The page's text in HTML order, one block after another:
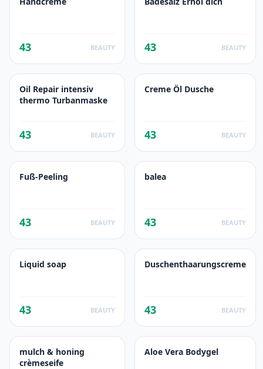
43 BEAUTY 43 BEAUTY
Oil Repair intensiv
thermo Turbanmaske
43 BEAUTY
Creme Öl Dusche
43 BEAUTY
Fuß-Peeling
43 BEAUTY
balea
43 BEAUTY
Liquid soap
43 BEAUTY
Duschenthaarungscreme
43 BEAUTY
mulch & honing
crèmeseife
Aloe Vera Bodygel